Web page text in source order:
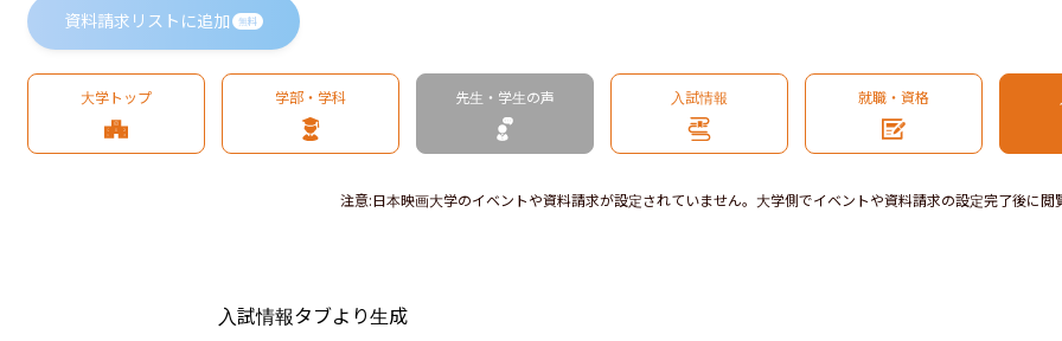
資料請求リストに追加 無料
大学トップ 学部・学科 先生・学生の声 入試情報 就職・資格
注意:日本映画大学のイベントや資料請求が設定されていません。大学側でイベントや資料請求の設定完了後に
入試情報タブより生成